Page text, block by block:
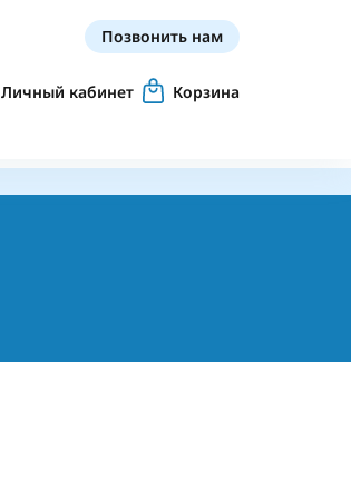
Позвонить нам
Личный кабинет Корзина